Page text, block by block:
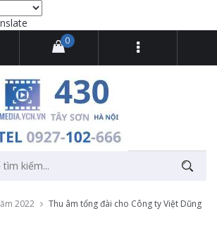
0
2022 Thu âm tổng đài cho Công ty Việt Dũng